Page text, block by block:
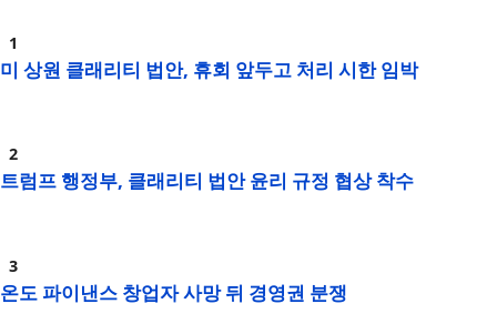
미 상원 클래리티 법안, 휴회 앞두고 처리 시한 임박
트럼프 행정부, 클래리티 법안 윤리 규정 협상 착수
온도 파이낸스 창업자 사망 뒤 경영권 분쟁